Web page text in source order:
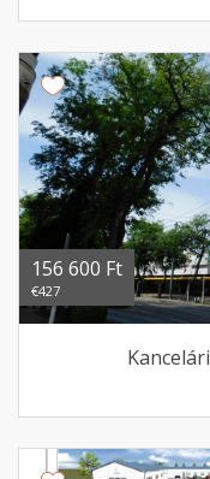
156 600 Ft
€427